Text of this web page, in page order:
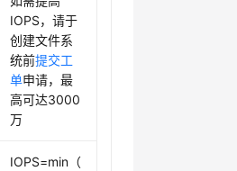
IOPS，请于
创建文件系
统前提交工
单申请，最
高可达3000
万
IOPS=min（